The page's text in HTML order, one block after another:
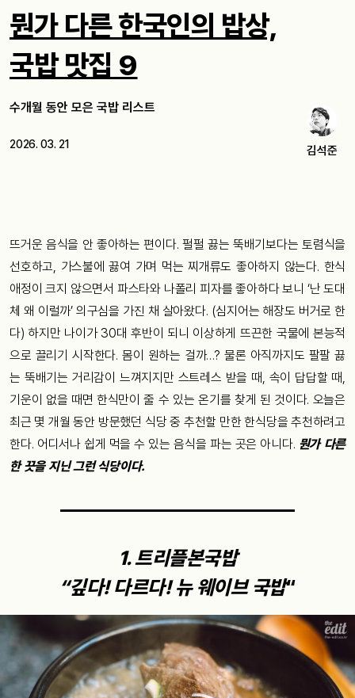
뭔가 다른 한국인의 밥상,
국밥 맛집 9
수개월 동안 모은 국밥 리스트
2026. 03. 21 김석준
뜨거운 음식을 안 좋아하는 편이다. 펄펄 끓는 뚝배기보다는 토렴식을
선호하고, 가스불에 끓여 가며 먹는 찌개류도 좋아하지 않는다. 한식
애정이 크지 않으면서 파스타와 나폴리 피자를 좋아하다 보니 ‘난 도대
체 왜 이럴까’ 의구심을 가진 채 살아왔다. (심지어는 해장도 버거로 한
다) 하지만 나이가 30대 후반이 되니 이상하게 뜨끈한 국물에 본능적
으로 끌리기 시작한다. 몸이 원하는 걸까…? 물론 아직까지도 팔팔 끓
는 뚝배기는 거리감이 느껴지지만 스트레스 받을 때, 속이 답답할 때,
기운이 없을 때면 한식만이 줄 수 있는 온기를 찾게 된 것이다. 오늘은
최근 몇 개월 동안 방문했던 식당 중 추천할 만한 한식당을 추천하려고
한다. 어디서나 쉽게 먹을 수 있는 음식을 파는 곳은 아니다. 뭔가 다른
한 끗을 지닌 그런 식당이다.
1. 트리플본국밥
“깊다! 다르다! 뉴 웨이브 국밥“